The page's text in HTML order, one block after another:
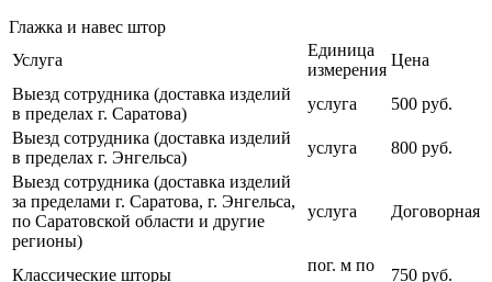
Глажка и навес штор
Услуга
Единица
измерения
Цена
Выезд сотрудника (доставка изделий
в пределах г. Саратова)
услуга
500 руб.
Выезд сотрудника (доставка изделий
в пределах г. Энгельса)
услуга
800 руб.
Выезд сотрудника (доставка изделий
за пределами г. Саратова, г. Энгельса,
по Саратовской области и другие
регионы)
услуга Договорная
Классические шторы
пог. м по
750 руб.